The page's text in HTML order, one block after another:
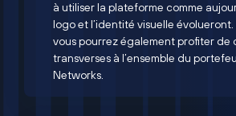
à utiliser la plateforme comme
logo et l’identité visuelle
vous pourrez également profiter de
transverses à l’ensemble du
Networks.